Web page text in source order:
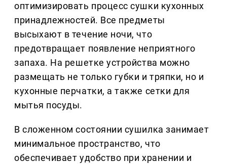
оптимизировать процесс сушки кухонных
принадлежностей. Все предметы
высыхают в течение ночи, что
предотвращает появление неприятного
запаха. На решетке устройства можно
размещать не только губки и тряпки, но и
кухонные перчатки, а также сетки для
мытья посуды.
В сложенном состоянии сушилка занимает
минимальное пространство, что
обеспечивает удобство при хранении и